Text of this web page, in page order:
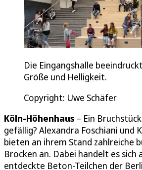
Die Eingangshalle
Größe und Helligkeit.
Copyright: Uwe Schäfer
Köln-Höhenhaus – Ein
gefällig? Alexandra Foschiani und
bieten an ihrem Stand zahlreiche
Brocken an. Dabei handelt es sich
entdeckte Beton-Teilchen der